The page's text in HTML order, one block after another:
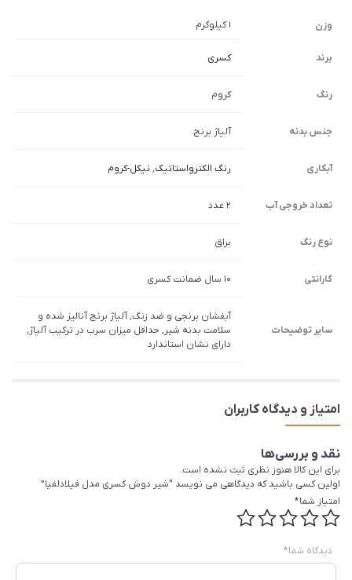
وزن 1 کیلوگرم
برند کسری
رنگ کروم
جنس بدنه آلیاژ برنج
آبکاری رنگ الکترواستاتیک, نیکل-کروم
تعداد خروجی آب 2 عدد
نوع رنگ براق
گارانتی 10 سال ضمانت کسری
سایر توضیحات
آبفشان برنجی و ضد زنگ, آلیاژ برنج آنالیز شده و
سلامت بدنه شیر, حداقل میزان سرب در ترکیب آلیاژ,
دارای نشان استاندارد
امتیاز و دیدگاه کاربران
نقد و بررسی‌ها
برای این کالا هنوز نظری ثبت نشده است.
اولین کسی باشید که دیدگاهی می نویسد “شیر دوش کسری مدل فیلادلفیا”
امتیاز شما*
دیدگاه شما*